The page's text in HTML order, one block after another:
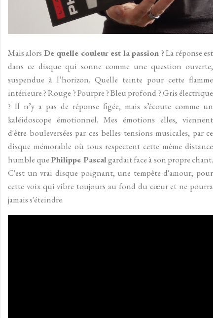
Mais alors De quelle couleur est la passion ?La réponse est
dans ce disque qui sonne comme une question ouverte,
suspendue à l’horizon. Quelle teinte pour cette flamme
intérieure ? Rouge ? Pourpre ? Bleu profond ? Gris électrique
? Il n’y a pas de réponse figée, mais s’écoute comme un
kaléidoscope émotionnel. Mes émotions elles, viennent
d'être bouleversées par ces belles tensions musicales, par ce
disque mémorable où tous respectent cette même distance
humble quePhilippe Pascalgardait face à son propre chant.
C'est un vrai disque poignant, une tempête d'amour, pour
cette voix qui vibre toujours au fond du cœur et ne pourra
jamais s'éteindre.